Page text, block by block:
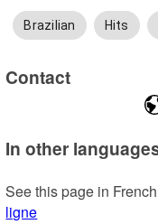
Brazilian Hits
Contact
In other
See this page in
ligne